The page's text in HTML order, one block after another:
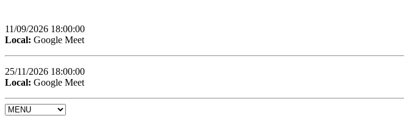
11/09/2026 18:00:00
Local: Google Meet
25/11/2026 18:00:00
Local: Google Meet